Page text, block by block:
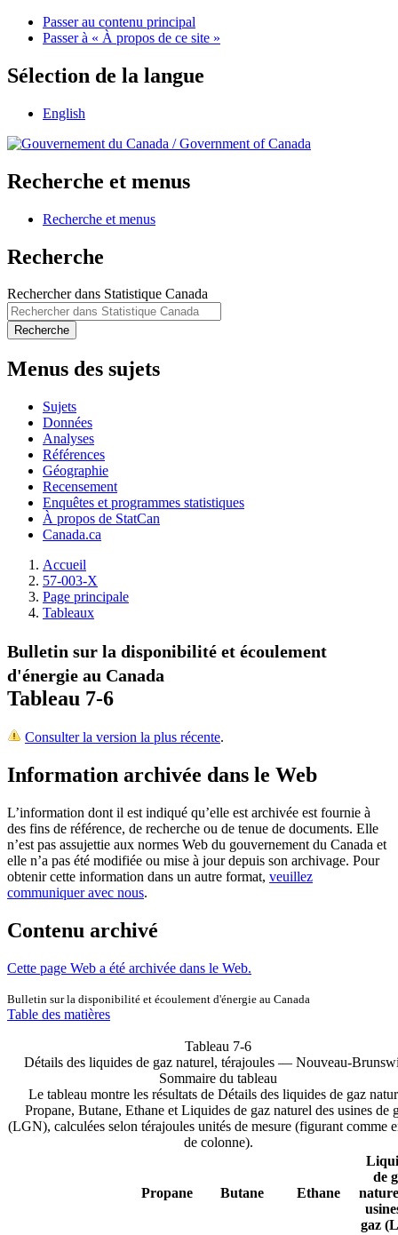
Passer au contenu principal
Passer à « À propos de ce site »
Sélection de la langue
English
/Government of Canada
Recherche et menus
Recherche et menus
Recherche
Rechercher dans Statistique Canada
Recherche
Menus des sujets
Sujets
Données
Analyses
Références
Géographie
Recensement
Enquêtes et programmes statistiques
À propos de StatCan
Canada.ca
Accueil
57-003-X
Page principale
Tableaux
Bulletin sur la disponibilité et écoulement
d'énergie au Canada
Tableau 7-6
Consulter la version la plus récente.
Information archivée dans le Web
L’information dont il est indiqué qu’elle est archivée est fournie à
des fins de référence, de recherche ou de tenue de documents. Elle
n’est pas assujettie aux normes Web du gouvernement du Canada et
elle n’a pas été modifiée ou mise à jour depuis son archivage. Pour
obtenir cette information dans un autre format, veuillez
communiquer avec nous.
Contenu archivé
Cette page Web a été archivée dans le Web.
Bulletin sur la disponibilité et écoulement d'énergie au Canada
Table des matières
Tableau 7-6
Détails des liquides de gaz naturel, térajoules — Nouveau-
Sommaire du tableau
Le tableau montre les résultats de Détails des liquides de gaz
Propane, Butane, Ethane et Liquides de gaz naturel des usines de
(LGN), calculées selon térajoules unités de mesure (figurant comme
de colonne).
Propane Butane Ethane
de
gaz